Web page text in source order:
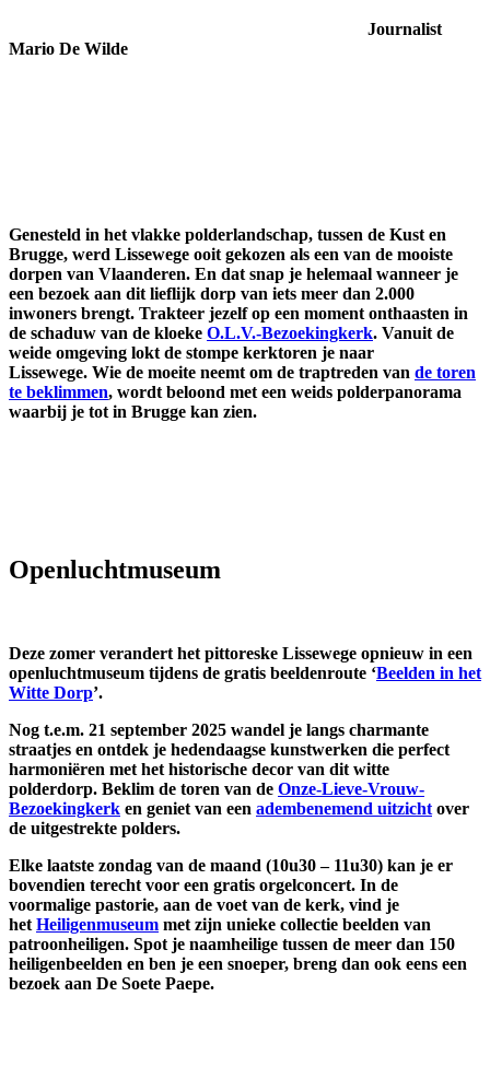
Journalist
Mario De Wilde
Genesteld in het vlakke polderlandschap, tussen de Kust en
Brugge, werd Lissewege ooit gekozen als een van de mooiste
dorpen van Vlaanderen. En dat snap je helemaal wanneer je
een bezoek aan dit lieflijk dorp van iets meer dan 2.000
inwoners brengt. Trakteer jezelf op een moment onthaasten in
de schaduw van de kloeke O.L.V.-Bezoekingkerk. Vanuit de
weide omgeving lokt de stompe kerktoren je naar
Lissewege. Wie de moeite neemt om de traptreden van de toren
te beklimmen, wordt beloond met een weids polderpanorama
waarbij je tot in Brugge kan zien.
Openluchtmuseum
Deze zomer verandert het pittoreske Lissewege opnieuw in een
openluchtmuseum tijdens de gratis beeldenroute ‘Beelden in het
Witte Dorp’.
Nog t.e.m. 21 september 2025 wandel je langs charmante
straatjes en ontdek je hedendaagse kunstwerken die perfect
harmoniëren met het historische decor van dit witte
polderdorp. Beklim de toren van de Onze-Lieve-Vrouw-
Bezoekingkerk en geniet van een adembenemend uitzicht over
de uitgestrekte polders.
Elke laatste zondag van de maand (10u30 – 11u30) kan je er
bovendien terecht voor een gratis orgelconcert. In de
voormalige pastorie, aan de voet van de kerk, vind je
het Heiligenmuseum met zijn unieke collectie beelden van
patroonheiligen. Spot je naamheilige tussen de meer dan 150
heiligenbeelden en ben je een snoeper, breng dan ook eens een
bezoek aan De Soete Paepe.